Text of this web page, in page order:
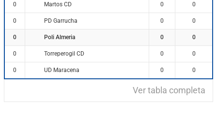
0 Martos CD 0 0
0 PD Garrucha 0 0
0 Poli Almeria 0 0
0 Torreperogil CD 0 0
0 UD Maracena 0 0
Ver tabla completa